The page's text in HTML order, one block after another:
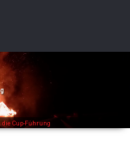
Cup-Führung